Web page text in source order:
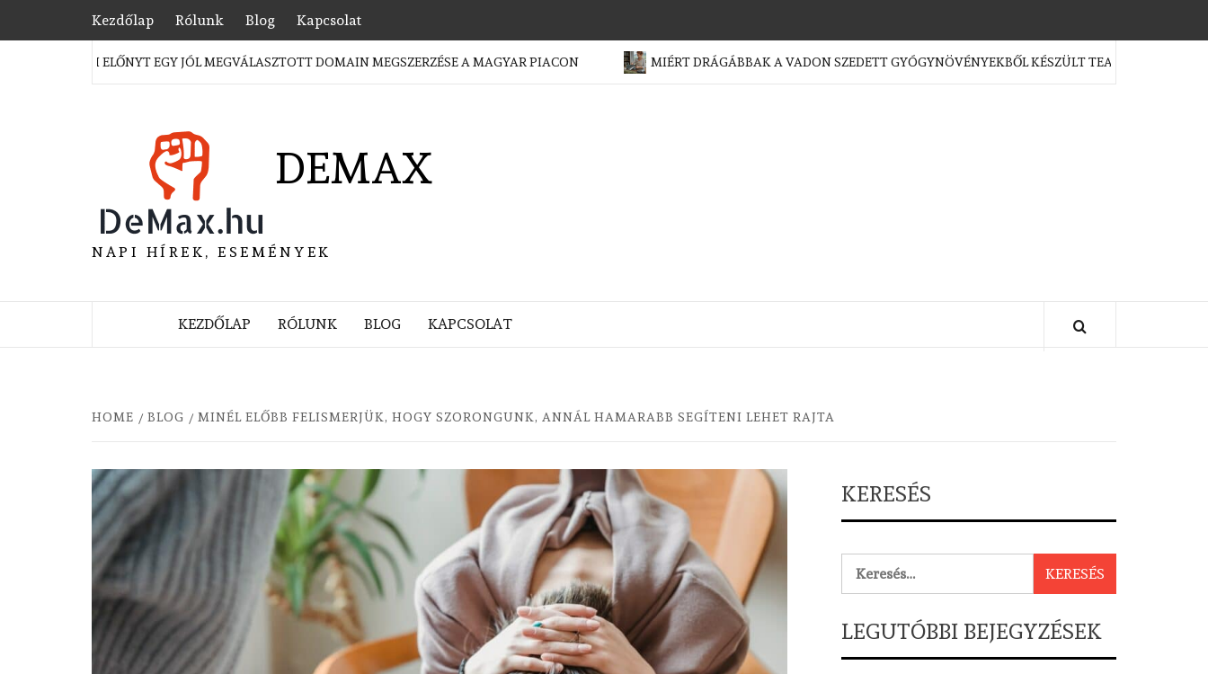
Kezdőlap Rólunk Blog Kapcsolat
ELŐNYT EGY JÓL MEGVÁLASZTOTT DOMAIN MEGSZERZÉSE A MAGYAR PIACON MIÉRT DRÁGÁBBAK A VADON SZEDETT GYÓGYNÖVÉNYEKBŐL KÉSZÜLT TEAKEVERÉKEK?
DEMAX
NAPI HÍREK, ESEMÉNYEK
KEZDŐLAP RÓLUNK BLOG KAPCSOLAT
HOME BLOG MINÉL ELŐBB FELISMERJÜK, HOGY SZORONGUNK, ANNÁL HAMARABB SEGÍTENI LEHET RAJTA
KERESÉS
LEGUTÓBBI BEJEGYZÉSEK